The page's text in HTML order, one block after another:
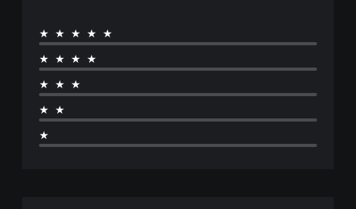
★★★★★
★★★★
★★★
★★
★